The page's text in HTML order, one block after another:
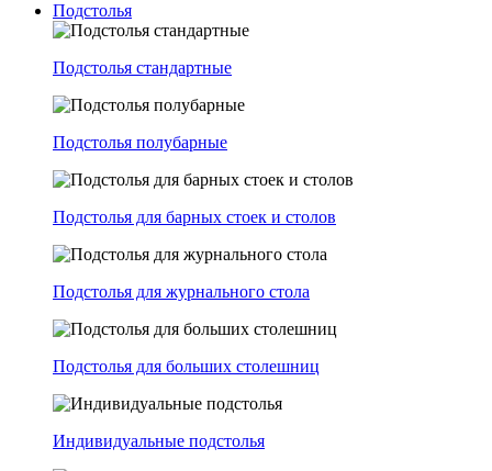
Подстолья
Подстолья стандартные
Подстолья полубарные
Подстолья для барных стоек и столов
Подстолья для журнального стола
Подстолья для больших столешниц
Индивидуальные подстолья